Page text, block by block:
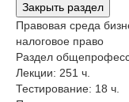
Закрыть раздел
Правовая среда
налоговое право
Раздел
Лекции: 251 ч.
Тестирование: 18 ч.